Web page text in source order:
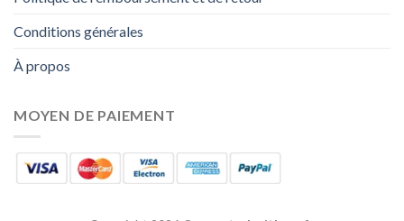
Conditions générales
À propos
MOYEN DE PAIEMENT